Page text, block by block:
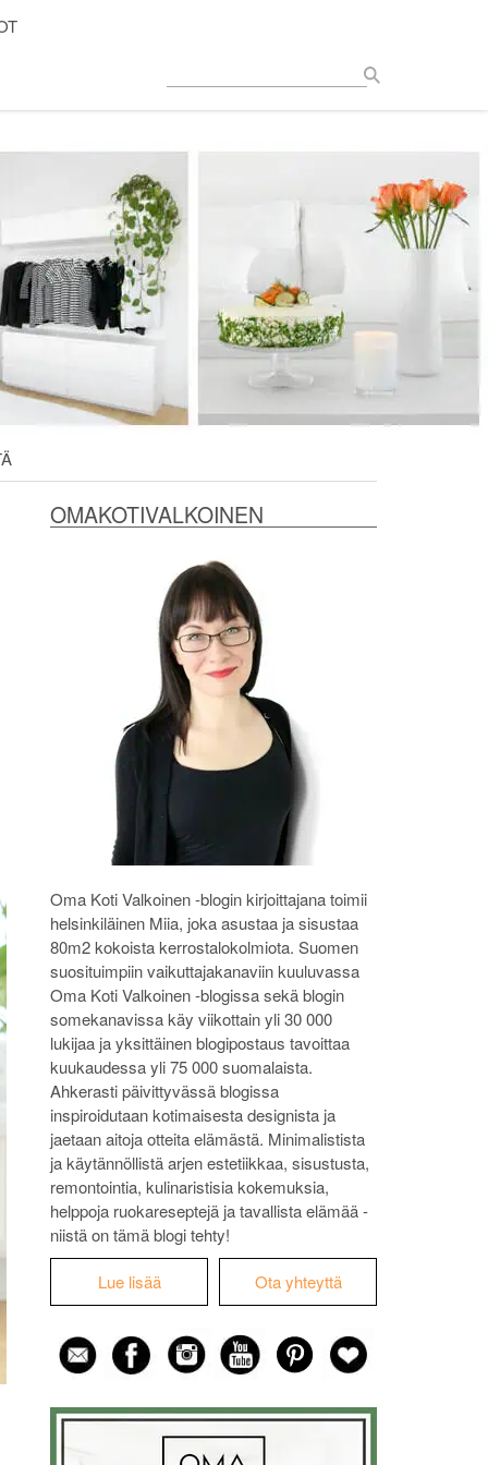
OMAKOTIVALKOINEN
Oma Koti Valkoinen -blogin kirjoittajana toimii
helsinkiläinen Miia, joka asustaa ja sisustaa
80m2 kokoista kerrostalokolmiota. Suomen
suosituimpiin vaikuttajakanaviin kuuluvassa
Oma Koti Valkoinen -blogissa sekä blogin
somekanavissa käy viikottain yli 30 000
lukijaa ja yksittäinen blogipostaus tavoittaa
kuukaudessa yli 75 000 suomalaista.
Ahkerasti päivittyvässä blogissa
inspiroidutaan kotimaisesta designista ja
jaetaan aitoja otteita elämästä. Minimalistista
ja käytännöllistä arjen estetiikkaa, sisustusta,
remontointia, kulinaristisia kokemuksia,
helppoja ruokareseptejä ja tavallista elämää -
niistä on tämä blogi tehty!
Lue lisää Ota yhteyttä